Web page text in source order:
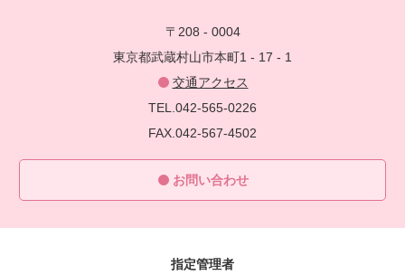
〒208 - 0004
東京都武蔵村山市本町1 - 17 - 1
交通アクセス
TEL.042-565-0226
FAX.042-567-4502
お問い合わせ
指定管理者